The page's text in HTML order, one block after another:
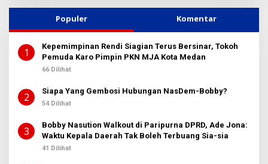
Populer Komentar
1
Kepemimpinan Rendi Siagian Terus Bersinar, Tokoh
Pemuda Karo Pimpin PKN MJA Kota Medan
66 Dilihat
2 Siapa Yang Gembosi Hubungan NasDem-Bobby?
54 Dilihat
3
Bobby Nasution Walkout di Paripurna DPRD, Ade Jona:
Waktu Kepala Daerah Tak Boleh Terbuang Sia-sia
41 Dilihat